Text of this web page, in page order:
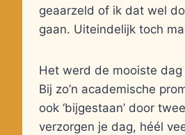
geaarzeld of ik dat wel
gaan. Uiteindelijk toch
Het werd de mooiste dag
Bij zo’n academische
ook ‘bijgestaan’ door
verzorgen je dag, héél